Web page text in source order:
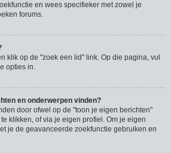
en wees specifieker met zowel je
forums.
klik op de "zoek een lid" link. Op die pagina, vul
opties in.
en onderwerpen vinden?
door ofwel op de "toon je eigen berichten"
klikken, of via je eigen profiel. Om je eigen
je de geavanceerde zoekfunctie gebruiken en